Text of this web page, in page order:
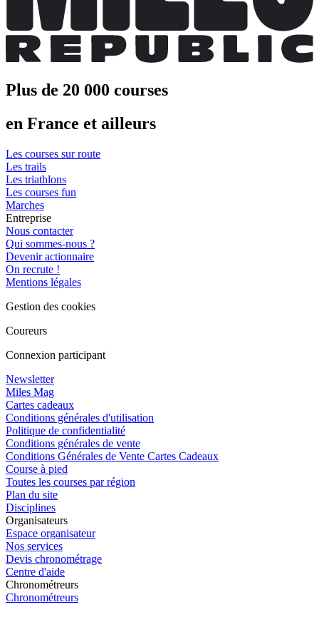
Plus de 20 000 courses
en France et ailleurs
Les courses sur route
Les trails
Les triathlons
Les courses fun
Marches
Entreprise
Nous contacter
Qui sommes-nous ?
Devenir actionnaire
On recrute !
Mentions légales
Gestion des cookies
Coureurs
Connexion participant
Newsletter
Miles Mag
Cartes cadeaux
Conditions générales d'utilisation
Politique de confidentialité
Conditions générales de vente
Conditions Générales de Vente Cartes Cadeaux
Course à pied
Toutes les courses par région
Plan du site
Disciplines
Organisateurs
Espace organisateur
Nos services
Devis chronométrage
Centre d'aide
Chronométreurs
Chronométreurs